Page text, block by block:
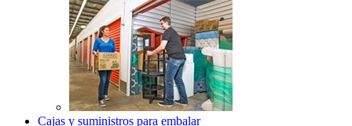
Cajas y suministros para embalar